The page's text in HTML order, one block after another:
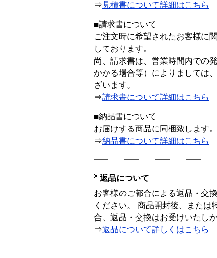
⇒ 見積書について詳細はこちら
■請求書について
ご注文時に希望されたお客様に
しております。
尚、請求書は、営業時間内での
かかる場合等）によりましては
ざいます。
⇒請求書について詳細はこちら
■納品書について
お届けする商品に同梱致します。
⇒納品書について詳細はこちら
返品について
お客様のご都合による返品・交
ください。 商品開封後、または
合、返品・交換はお受けいたし
⇒返品について詳しくはこちら